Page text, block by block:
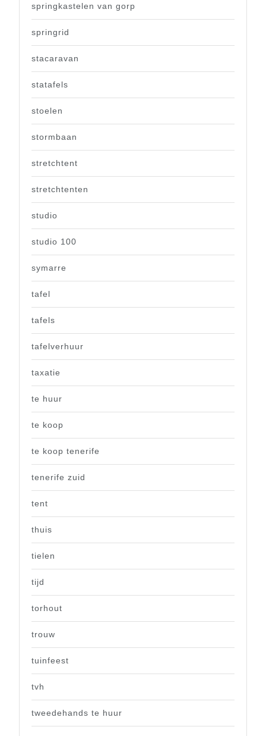
springkastelen van gorp
springrid
stacaravan
statafels
stoelen
stormbaan
stretchtent
stretchtenten
studio
studio 100
symarre
tafel
tafels
tafelverhuur
taxatie
te huur
te koop
te koop tenerife
tenerife zuid
tent
thuis
tielen
tijd
torhout
trouw
tuinfeest
tvh
tweedehands te huur